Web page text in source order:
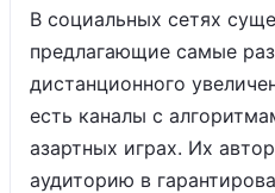
В социальных сетях
предлагающие самые
дистанционного
есть каналы с
азартных играх. Их
аудиторию в